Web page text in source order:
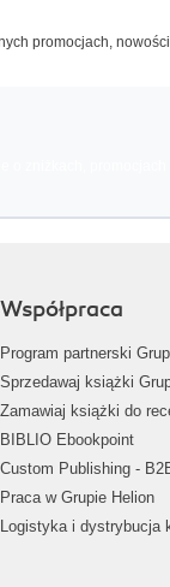
promocjach,
Współpraca
Program partnerski
Sprzedawaj książki
Zamawiaj książki do
BIBLIO Ebookpoint
Custom Publishing -
Praca w Grupie Helion
Logistyka i dystrybucja